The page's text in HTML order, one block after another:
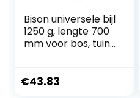
Bison universele bijl
1250 g, lengte 700
mm voor bos, tuin
€43.83